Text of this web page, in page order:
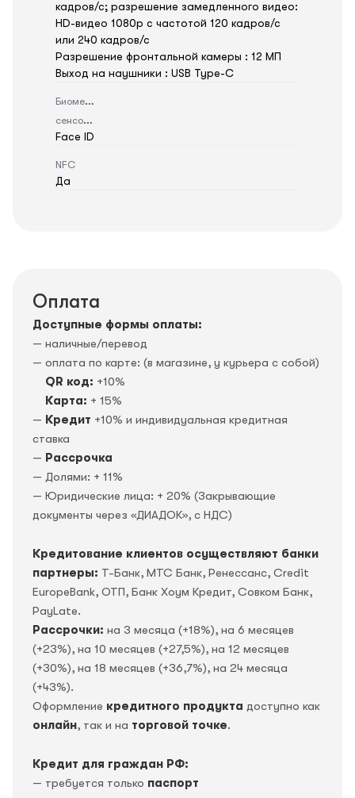
кадров/ с; разрешение замедленного видео:
HD-видео 1080р c частотой 120 кадров/ с
или 240 кадров/ с
Разрешение фронтальной камеры : 12 МП
Выход на наушники : USB Type-C
Биометрический
сенсор
Face ID
NFC
Да
Оплата
Доступные формы оплаты:
— наличные/перевод
— оплата по карте: (в магазине, у курьера с собой)
QR код: +10%
Карта: + 15%
— Кредит +10% и индивидуальная кредитная
ставка
— Рассрочка
— Долями: + 11%
— Юридические лица: + 20% (Закрывающие
документы через «ДИАДОК», c НДС)
Кредитование клиентов осуществляют банки
партнеры: Т-Банк, МТС Банк, Ренессанс, Credit
EuropeBank, OTП, Банк Хоум Кредит, Совком Банк,
PayLate.
Рассрочки: на 3 месяца (+18%), на 6 месяцев
(+23%), на 10 месяцев (+27,5%), на 12 месяцев
(+30%), на 18 месяцев (+36,7%), на 24 месяца
(+43%).
Оформление кредитного продукта доступно как
онлайн, так и на торговой точке.
Кредит для граждан РФ:
— требуется только паспорт